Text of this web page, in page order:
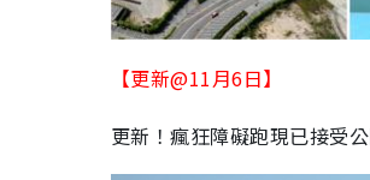
【更新@11月6日】
更新！瘋狂障礙跑現已接受